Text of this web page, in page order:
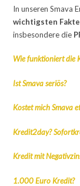
In unseren Smava
wichtigsten
insbesondere die
Wie funktioniert die
Ist Smava seriös?
Kostet mich Smava
Kredit2day?
Kredit mit
1.000 Euro Kredit?